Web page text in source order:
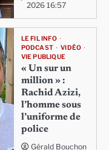
2026 16:57
LE FIL INFO
PODCAST
VIDÉO
VIE PUBLIQUE
« Un sur un
million » :
Rachid Azizi,
l’homme sous
l’uniforme de
police
Gérald Bouchon